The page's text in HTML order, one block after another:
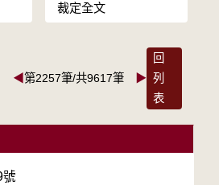
裁定全文
◀第2257筆/共9617筆 ▶
回
列
表
號